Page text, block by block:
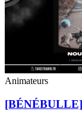
Animateurs